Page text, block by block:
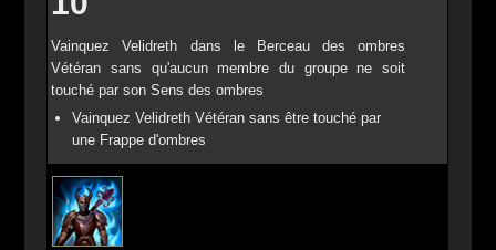
Vainquez Velidreth dans le Berceau des ombres
Vétéran sans qu'aucun membre du groupe ne soit
touché par son Sens des ombres
Vainquez Velidreth Vétéran sans être touché par
une Frappe d'ombres